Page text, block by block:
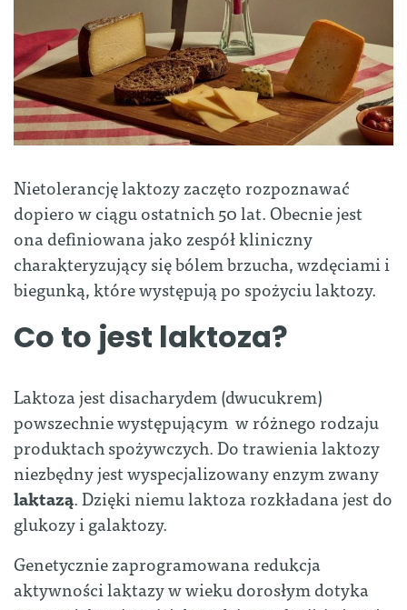
Nietolerancję laktozy zaczęto rozpoznawać
dopiero w ciągu ostatnich 50 lat. Obecnie jest
ona definiowana jako zespół kliniczny
charakteryzujący się bólem brzucha, wzdęciami i
biegunką, które występują po spożyciu laktozy.
Co to jest laktoza?
Laktoza jest disacharydem (dwucukrem)
powszechnie występującym w różnego rodzaju
produktach spożywczych. Do trawienia laktozy
niezbędny jest wyspecjalizowany enzym zwany
laktazą. Dzięki niemu laktoza rozkładana jest do
glukozy i galaktozy.
Genetycznie zaprogramowana redukcja
aktywności laktazy w wieku dorosłym dotyka